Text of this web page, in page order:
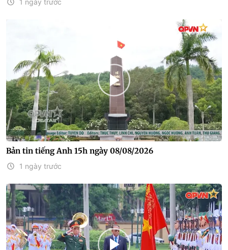
1 ngày trước
Bản tin tiếng Anh 15h ngày 08/08/2026
1 ngày trước